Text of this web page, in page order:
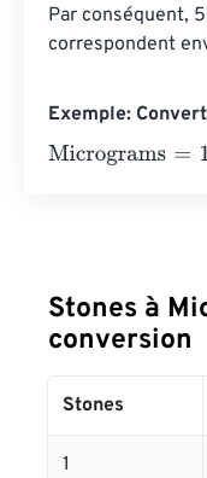
Par conséquent,
correspondent
Exemple:
Micrograms=10
Stones à
conversion
Stones
1